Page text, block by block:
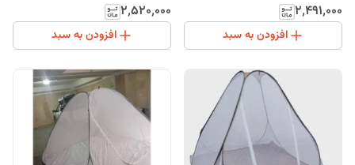
۲٬۴۹۱٬۰۰۰
افزودن به سبد
۲٬۵۲۰٬۰۰۰
افزودن به سبد